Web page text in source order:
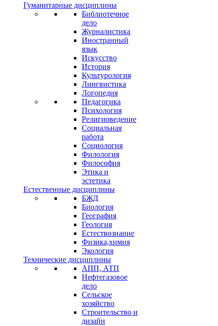
Гуманитарные дисциплины
Библиотечное
дело
Журналистика
Иностранный
язык
Искусство
История
Культурология
Лингвистика
Логопедия
Педагогика
Психология
Религиоведение
Социальная
работа
Социология
Филология
Философия
Этика и
эстетика
Естественные дисциплины
БЖД
Биология
География
Геология
Естествознание
Физика,химия
Экология
Технические дисциплины
АПП, АТП
Нефтегазовое
дело
Сельское
хозяйство
Строительство и
дизайн